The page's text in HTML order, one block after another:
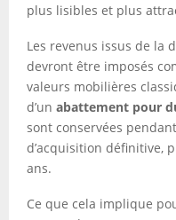
plus lisibles et plus
Les revenus issus de la
devront être imposés
valeurs mobilières
d’un abattement pour
sont conservées
d’acquisition définitive,
ans.
Ce que cela implique